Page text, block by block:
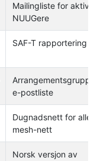
Mailingliste for aktive
NUUGere
SAF-T rapportering
e-postliste
Dugnadsnett for alle /
mesh-nett
Norsk versjon av